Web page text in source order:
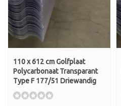
110 x 612 cm Golfplaat
Polycarbonaat Transparant
Type F 177/51 Driewandig